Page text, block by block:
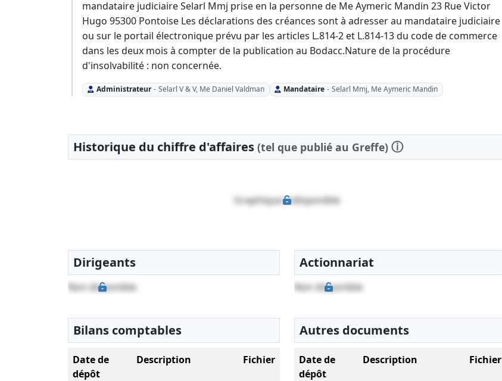
mandataire judiciaire Selarl Mmj prise en la personne de Me Aymeric Mandin 23 Rue Victor
Hugo 95300 Pontoise Les déclarations des créances sont à adresser au mandataire judiciaire
ou sur le portail électronique prévu par les articles L.814-2 et L.814-13 du code de commerce
dans les deux mois à compter de la publication au Bodacc.Nature de la procédure
d'insolvabilité : non concernée.
Administrateur - Selarl V & V, Me Daniel Valdman Mandataire - Selarl Mmj, Me Aymeric Mandin
Historique du chiffre d'affaires (tel que publié au Greffe) ⓘ
Graphique indisponible
Dirigeants
Non disponible
Actionnariat
Non disponible
Bilans comptables
Date de
dépôt
Description Fichier
Autres documents
Date de
dépôt
Description Fichier